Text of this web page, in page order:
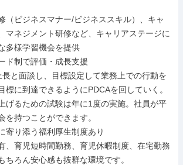
（ビジネスマナー/ビジネススキル）、キャ
マネジメント研修など、キャリアステージに
多様学習機会を提供
ド制で評価・成長支援
長と面談し、目標設定して業務上での行動を
標に到達できるようにPDCAを回していく。
げるための試験は年に1度の実施。社員が平
を持つことができます。
寄り添う福利厚生制度あり
、育児短時間勤務、育児休暇制度、在宅勤務
ちろん安心感も抜群な環境です。